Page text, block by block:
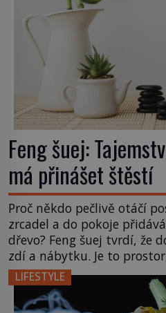
Feng šuej:
má přinášet štěstí
Proč někdo pečlivě otáčí
zrcadel a do pokoje
dřevo? Feng šuej tvrdí, že
zdí a nábytku. Je to
čchi a jeho uspořádání
něm člověk cítí. Feng šuej
a jeho historie […]
LIFESTYLE